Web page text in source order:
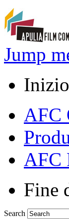
Jump
AFC
AFC
Fine
Search